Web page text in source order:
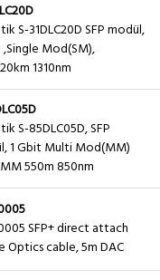
S-31DLC20D SFP modül,
Mod(SM),
1310nm
S-85DLC05D, SFP
1 Gbit Multi Mod(MM)
550m 850nm
SFP+ direct attach
Optics cable, 5m DAC